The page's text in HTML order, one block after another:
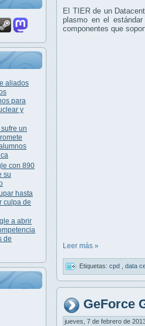
aliados
para
y
un
con 890
su
hasta
culpa de
a abrir
de
El TIER de un
plasmo en el estándar
componentes que
Leer más »
Etiquetas: cpd data
GeForce
jueves, 7 de febrero de